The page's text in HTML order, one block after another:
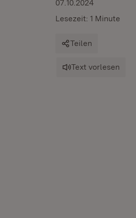
07.10.2024
Lesezeit: 1 Minute
Teilen
Text vorlesen